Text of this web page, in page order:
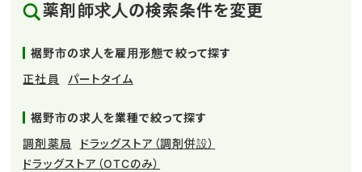
薬剤師求人の検索条件を変更
裾野市の求人を雇用形態で絞って探す
正社員
パートタイム
裾野市の求人を業種で絞って探す
調剤薬局
ドラッグストア（調剤併設）
ドラッグストア（OTCのみ）